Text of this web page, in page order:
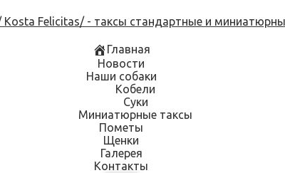
Skip
to
content
Главная
Новости
Наши собаки
Кобели
Суки
Миниатюрные таксы
Пометы
Щенки
Галерея
Контакты